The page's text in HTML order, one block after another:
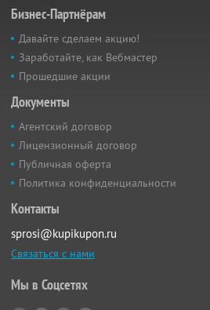
Бизнес-Партнёрам
Давайте сделаем акцию!
Заработайте, как Вебмастер
Прошедшие акции
Документы
Агентский договор
Лицензионный договор
Публичная оферта
Политика конфиденциальности
Контакты
sprosi@kupikupon.ru
Связаться с нами
Мы в Соцсетях